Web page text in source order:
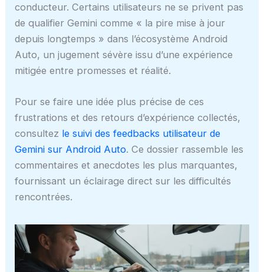
conducteur. Certains utilisateurs ne se privent pas
de qualifier Gemini comme « la pire mise à jour
depuis longtemps » dans l’écosystème Android
Auto, un jugement sévère issu d’une expérience
mitigée entre promesses et réalité.
Pour se faire une idée plus précise de ces
frustrations et des retours d’expérience collectés,
consultez le suivi des feedbacks utilisateur de
Gemini sur Android Auto. Ce dossier rassemble les
commentaires et anecdotes les plus marquantes,
fournissant un éclairage direct sur les difficultés
rencontrées.